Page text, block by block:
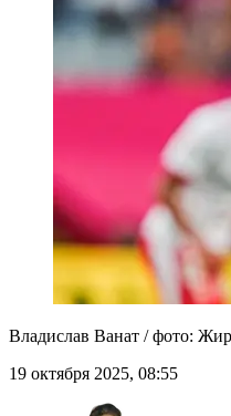
Владислав Ванат / фото:
19 октября 2025, 08:55